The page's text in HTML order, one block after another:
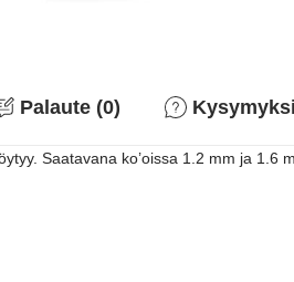
Palaute (0)
Saatavana ko’oissa 1.2 mm ja